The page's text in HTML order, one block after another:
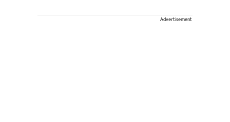
Advertisement